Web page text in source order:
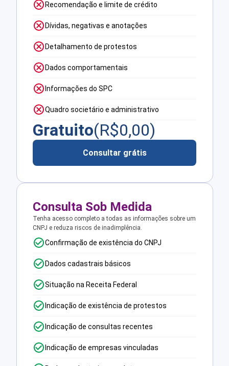
Recomendação e limite de crédito
Dívidas, negativas e anotações
Detalhamento de protestos
Dados comportamentais
Informações do SPC
Quadro societário e administrativo
Gratuito(R$0,00)
Consultar grátis
Consulta Sob Medida
Tenha acesso completo a todas as informações sobre um
CNPJ e reduza riscos de inadimplência.
Confirmação de existência do CNPJ
Dados cadastrais básicos
Situação na Receita Federal
Indicação de existência de protestos
Indicação de consultas recentes
Indicação de empresas vinculadas